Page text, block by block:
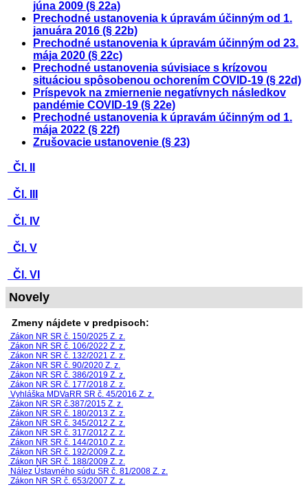
júna 2009 (§ 22a)
Prechodné ustanovenia k úpravám účinným od 1.
januára 2016 (§ 22b)
Prechodné ustanovenia k úpravám účinným od 23.
mája 2020 (§ 22c)
Prechodné ustanovenia súvisiace s krízovou
situáciou spôsobenou ochorením COVID-19 (§ 22d)
Príspevok na zmiernenie negatívnych následkov
pandémie COVID-19 (§ 22e)
Prechodné ustanovenia k úpravám účinným od 1.
mája 2022 (§ 22f)
Zrušovacie ustanovenie (§ 23)
Čl. II
Čl. III
Čl. IV
Čl. V
Čl. VI
Novely
Zmeny nájdete v predpisoch:
Zákon NR SR č. 150/2025 Z. z.
Zákon NR SR č. 106/2022 Z. z.
Zákon NR SR č. 132/2021 Z. z.
Zákon NR SR č. 90/2020 Z. z.
Zákon NR SR č. 386/2019 Z. z.
Zákon NR SR č. 177/2018 Z. z.
Vyhláška MDVaRR SR č. 45/2016 Z. z.
Zákon NR SR č.387/2015 Z. z.
Zákon NR SR č. 180/2013 Z. z.
Zákon NR SR č. 345/2012 Z. z.
Zákon NR SR č. 317/2012 Z. z.
Zákon NR SR č. 144/2010 Z. z.
Zákon NR SR č. 192/2009 Z. z.
Zákon NR SR č. 188/2009 Z. z.
Nález Ústavného súdu SR č. 81/2008 Z. z.
Zákon NR SR č. 653/2007 Z. z.